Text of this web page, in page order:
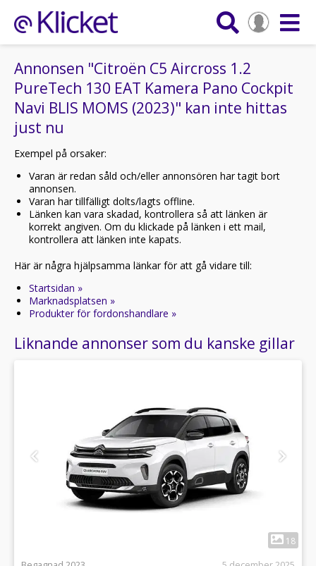
Annonsen "Citroën C5 Aircross 1.2
PureTech 130 EAT Kamera Pano Cockpit
Navi BLIS MOMS (2023)" kan inte hittas
just nu
Exempel på orsaker:
Varan är redan såld och/eller annonsören har tagit bort
annonsen.
Varan har tillfälligt dolts/lagts offline.
Länken kan vara skadad, kontrollera så att länken är
korrekt angiven. Om du klickade på länken i ett mail,
kontrollera att länken inte kapats.
Här är några hjälpsamma länkar för att gå vidare till:
Startsidan »
Marknadsplatsen »
Produkter för fordonshandlare »
Liknande annonser som du kanske gillar
18